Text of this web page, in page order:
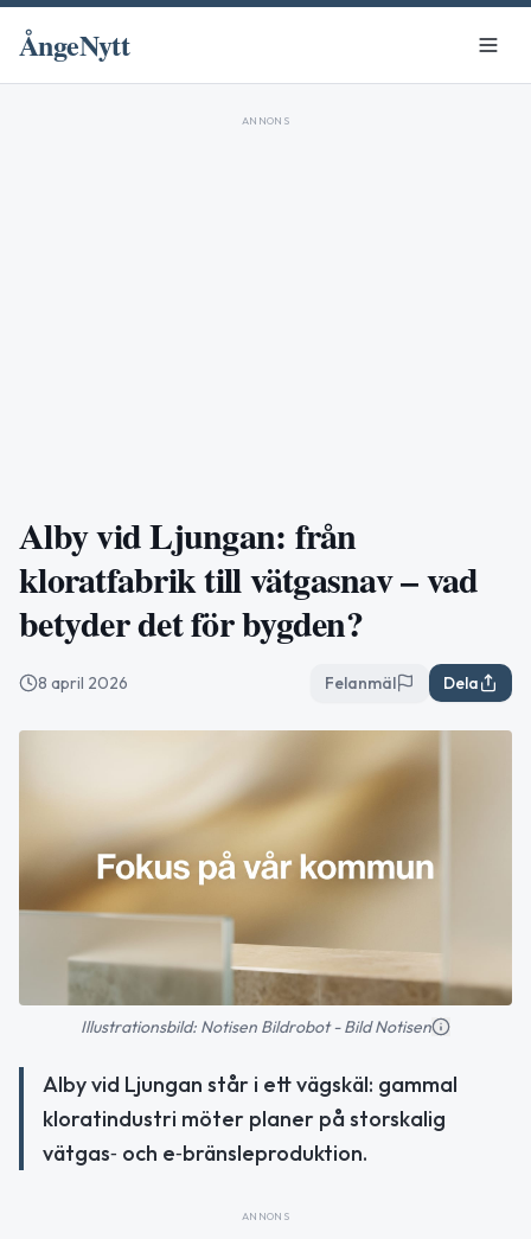
ÅngeNytt
ANNONS
Alby vid Ljungan: från
kloratfabrik till vätgasnav – vad
betyder det för bygden?
8 april 2026 Felanmäl Dela
Illustrationsbild: Notisen Bildrobot - Bild Notisen
Alby vid Ljungan står i ett vägskäl: gammal
kloratindustri möter planer på storskalig
vätgas‑ och e‑bränsleproduktion.
ANNONS